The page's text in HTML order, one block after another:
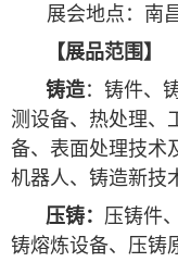
展会地点：南
【展品范围 】
铸造：铸件、
测设备、热处理、
备、表面处理技术
机器人、铸造新技
压铸： 压铸件
铸熔炼设备、压铸